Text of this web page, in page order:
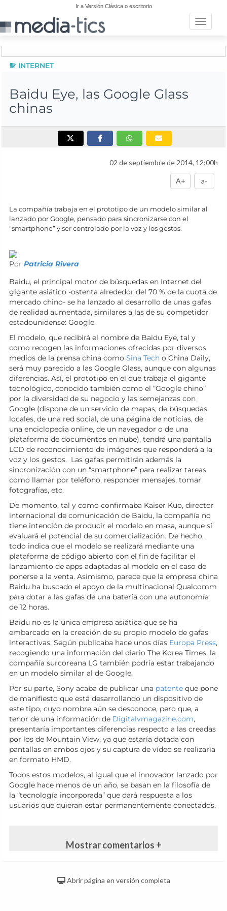
Ir a Versión Clásica o escritorio
Toggle
INTERNET
Baidu Eye, las Google Glass
chinas
02 de septiembre de 2014, 12:00h
A+ a-
La compañía trabaja en el prototipo de un modelo similar al
lanzado por Google, pensado para sincronizarse con el
“smartphone” y ser controlado por la voz y los gestos.
Por Patricia Rivera
Baidu, el principal motor de búsquedas en Internet del
gigante asiático -ostenta alrededor del 70 % de la cuota de
mercado chino- se ha lanzado al desarrollo de unas gafas
de realidad aumentada, similares a las de su competidor
estadounidense: Google.
El modelo, que recibirá el nombre de Baidu Eye, tal y
como recogen las informaciones ofrecidas por diversos
medios de la prensa china como Sina Tech o China Daily,
será muy parecido a las Google Glass, aunque con algunas
diferencias. Así, el prototipo en el que trabaja el gigante
tecnológico, conocido también como el “Google chino”
por la diversidad de su negocio y las semejanzas con
Google (dispone de un servicio de mapas, de búsquedas
locales, de una red social, de una página de noticias, de
una enciclopedia online, de un navegador o de una
plataforma de documentos en nube), tendrá una pantalla
LCD de reconocimiento de imágenes que responderá a la
voz y los gestos. Las gafas permitirán además la
sincronización con un “smartphone” para realizar tareas
como llamar por teléfono, responder mensajes, tomar
fotografías, etc.
De momento, tal y como confirmaba Kaiser Kuo, director
internacional de comunicación de Baidu, la compañía no
tiene intención de producir el modelo en masa, aunque sí
evaluará el potencial de su comercialización. De hecho,
todo indica que el modelo se realizará mediante una
plataforma de código abierto con el fin de facilitar el
lanzamiento de apps adaptadas al modelo en el caso de
ponerse a la venta. Asimismo, parece que la empresa china
Baidu ha buscado el apoyo de la multinacional Qualcomm
para dotar a las gafas de una batería con una autonomía
de 12 horas.
Baidu no es la única empresa asiática que se ha
embarcado en la creación de su propio modelo de gafas
interactivas. Según publicaba hace unos días Europa Press,
recogiendo una información del diario The Korea Times, la
compañía surcoreana LG también podría estar trabajando
en un modelo similar al de Google.
Por su parte, Sony acaba de publicar una patente que pone
de manifiesto que está desarrollando un dispositivo de
este tipo, cuyo nombre aún se desconoce, pero que, a
tenor de una información de Digitalvmagazine.com,
presentaría importantes diferencias respecto a las creadas
por los de Mountain View, ya que estaría dotada con
pantallas en ambos ojos y su captura de vídeo se realizaría
en formato HMD.
Todos estos modelos, al igual que el innovador lanzado por
Google hace menos de un año, se basan en la filosofía de
la “tecnología incorporada” que dará respuesta a los
usuarios que quieran estar permanentemente conectados.
Mostrar comentarios +
Abrir página en versión completa